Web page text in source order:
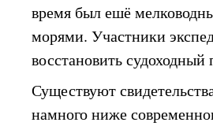
время был ешё
морями. Участники
восстановить
Существуют
намного ниже